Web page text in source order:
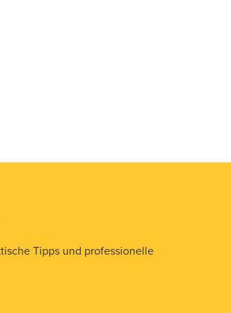
Tipps und professionelle